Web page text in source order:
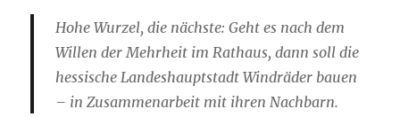
Hohe Wurzel, die nächste: Geht es nach dem
Willen der Mehrheit im Rathaus, dann soll die
hessische Landeshauptstadt Windräder bauen
– in Zusammenarbeit mit ihren Nachbarn.